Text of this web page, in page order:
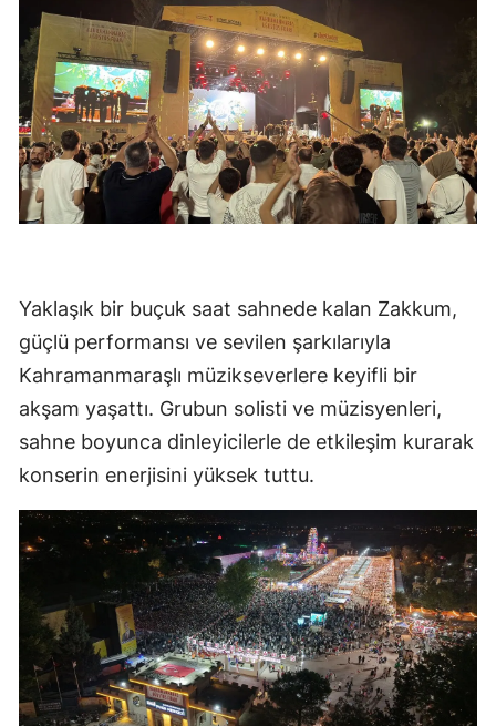
Yaklaşık bir buçuk saat sahnede kalan Zakkum,
güçlü performansı ve sevilen şarkılarıyla
Kahramanmaraşlı müzikseverlere keyifli bir
akşam yaşattı. Grubun solisti ve müzisyenleri,
sahne boyunca dinleyicilerle de etkileşim kurarak
konserin enerjisini yüksek tuttu.